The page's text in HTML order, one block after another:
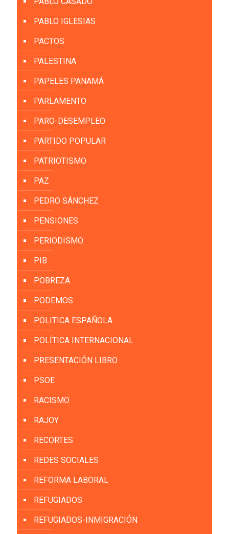
PABLO IGLESIAS
PACTOS
PALESTINA
PAPELES PANAMÁ
PARLAMENTO
PARO-DESEMPLEO
PARTIDO POPULAR
PATRIOTISMO
PAZ
PEDRO SÁNCHEZ
PENSIONES
PERIODISMO
PIB
POBREZA
PODEMOS
POLITICA ESPAÑOLA
POLÍTICA INTERNACIONAL
PRESENTACIÓN LIBRO
PSOE
RACISMO
RAJOY
RECORTES
REDES SOCIALES
REFORMA LABORAL
REFUGIADOS
REFUGIADOS-INMIGRACIÓN